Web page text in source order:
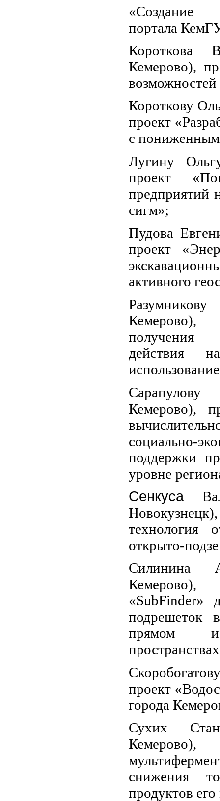
«Создание
портала
Короткова
Кемерово),
Короткову
проект
с пониженным
Лугину
проект
предприятий
сигм»;
Пудова
проект
активного
Кемерово),
получения
действия
Кемерово),
социально-
поддержки
уровне
Сенкуса
технология
открыто-
Силинина
Кемерово),
«SubFinder»
подрешеток
прямом и
проект
города
Сухих
Кемерово),
снижения
продуктов